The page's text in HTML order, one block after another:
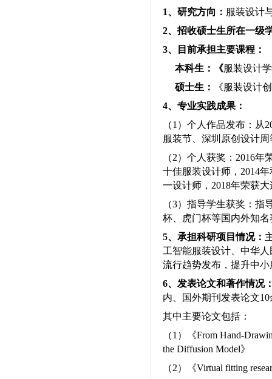
1、研究方向： 服装设计
2、招收硕士生所在一级
3、目前承担主要课程：
本科生：《服装设计
硕士生：
《服装设计
4、专业实践成果：
（1 ）个人作品发布：从
服装节、深圳原创设计
（2）个人获奖： 2016年
十佳服装设计师， 2014年
一设计师， 2018年荣获大
（3）指导学生获奖：指
杯、虎门杯等国内外知名
5、承担科研项目情况：
工智能服装设计、中华
流行趋势发布，提升中
6、发表论文和著作情况
内、国外期刊发表论文
其中主要论文包括：
（1）《From Hand-
the Diffusion Model》
（2）《Virtual fitting